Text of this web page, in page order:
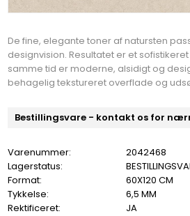
De fine, elegante toner af natursten
designvision. Resultatet er et
samme tid er moderne, alsidigt og
behagelig tekstureret overflade og
Bestillingsvare - kontakt os for
Varenummer:
2042468
Lagerstatus:
Format:
60X120 CM
Tykkelse:
6,5 MM
Rektificeret:
JA